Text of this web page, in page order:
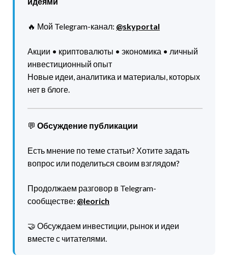
🔥 Мой Telegram-канал: @skyportal
Акции • криптовалюты • экономика • личный
инвестиционный опыт
Новые идеи, аналитика и материалы, которых
нет в блоге.
💬 Обсуждение публикации
Есть мнение по теме статьи? Хотите задать
вопрос или поделиться своим взглядом?
Продолжаем разговор в Telegram-
сообществе: @leorich
🤝 Обсуждаем инвестиции, рынок и идеи
вместе с читателями.